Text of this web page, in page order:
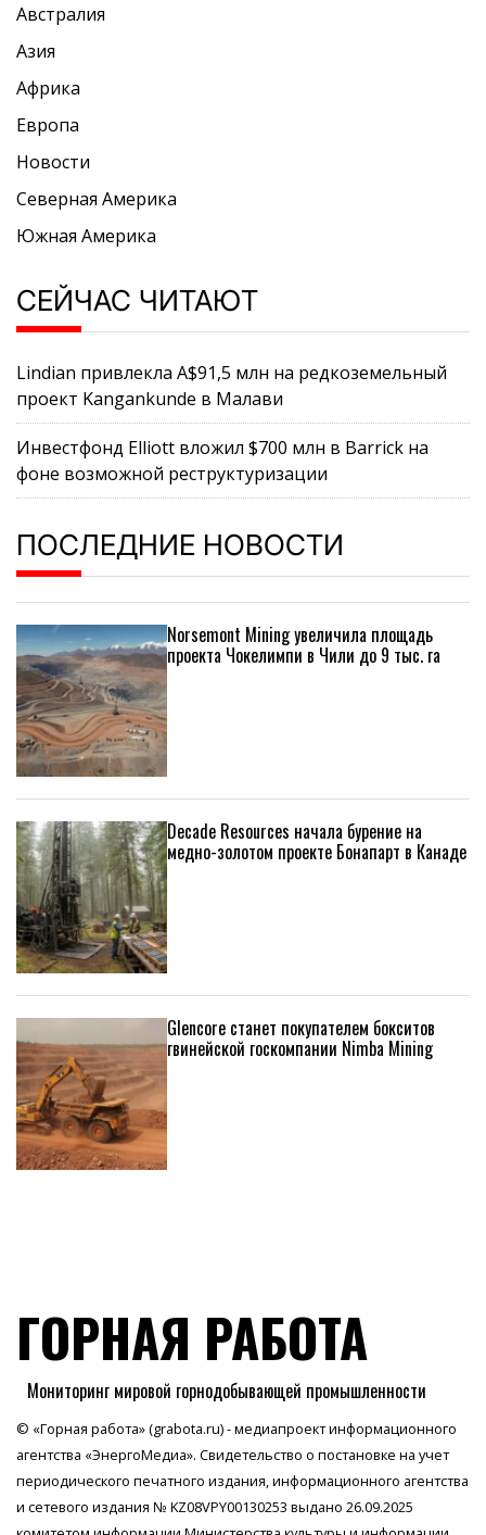
Австралия
Азия
Африка
Европа
Новости
Северная Америка
Южная Америка
СЕЙЧАС ЧИТАЮТ
Lindian привлекла A$91,5 млн на редкоземельный
проект Kangankunde в Малави
Инвестфонд Elliott вложил $700 млн в Barrick на
фоне возможной реструктуризации
ПОСЛЕДНИЕ НОВОСТИ
Norsemont Mining увеличила площадь
проекта Чокелимпи в Чили до 9 тыс. га
Decade Resources начала бурение на
медно-золотом проекте Бонапарт в Канаде
Glencore станет покупателем бокситов
гвинейской госкомпании Nimba Mining
ГОРНАЯ РАБОТА
Мониторинг мировой горнодобывающей промышленности
© «Горная работа» (grabota.ru) - медиапроект информационного
агентства «ЭнергоМедиа». Свидетельство о постановке на учет
периодического печатного издания, информационного агентства
и сетевого издания № KZ08VPY00130253 выдано 26.09.2025